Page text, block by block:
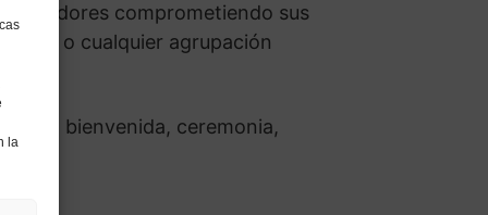
la
comprometiendo sus
o cualquier agrupación
bienvenida, ceremonia,